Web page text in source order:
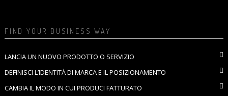
FIND YOUR BUSINESS WAY
LANCIA UN NUOVO PRODOTTO O SERVIZIO
DEFINISCI L’IDENTITÀ DI MARCA E IL POSIZIONAMENTO
CAMBIA IL MODO IN CUI PRODUCI FATTURATO